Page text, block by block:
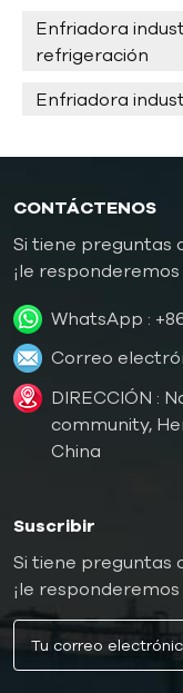
Enfriadora
refrigeración
Enfriadora
CONTÁCTENOS
Si tiene preguntas
¡le
WhatsApp :
Correo
DIRECCIÓN :
community,
China
Suscribir
Si tiene preguntas
¡le